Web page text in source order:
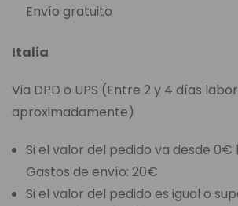
Envío gratuito
Italia
Via DPD o UPS (Entre 2 y 4 días
aproximadamente)
Si el valor del pedido va desde
Gastos de envío: 20€
Si el valor del pedido es igual o